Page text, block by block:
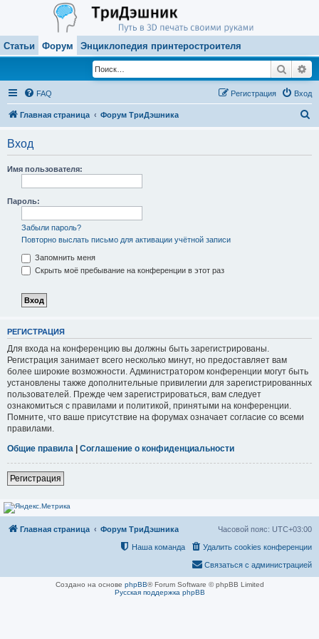
Статьи Форум Энциклопедия принтеростроителя
Поиск
FAQ Вход
Регистрация
Главная страница Форум ТриДэшника
Вход
Имя пользователя:
Пароль:
Забыли пароль?
Повторно выслать письмо для активации учётной записи
Запомнить меня
Скрыть моё пребывание на конференции в этот раз
РЕГИСТРАЦИЯ
Для входа на конференцию вы должны быть зарегистрированы.
Регистрация занимает всего несколько минут, но предоставляет вам
более широкие возможности. Администратором конференции могут быть
установлены также дополнительные привилегии для зарегистрированных
пользователей. Прежде чем зарегистрироваться, вам следует
ознакомиться с правилами и политикой, принятыми на конференции.
Помните, что ваше присутствие на форумах означает согласие со всеми
правилами.
Общие правила | Соглашение о конфиденциальности
Регистрация
Главная страница Форум ТриДэшника Часовой пояс: UTC+03:00
Удалить cookies конференции
Наша команда
Связаться с администрацией
Создано на основе phpBB® Forum Software © phpBB Limited
Русская поддержка phpBB